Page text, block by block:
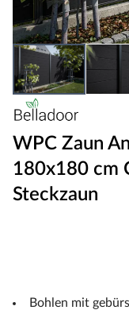
WPC Zaun
180x180 cm
Steckzaun
Bohlen mit